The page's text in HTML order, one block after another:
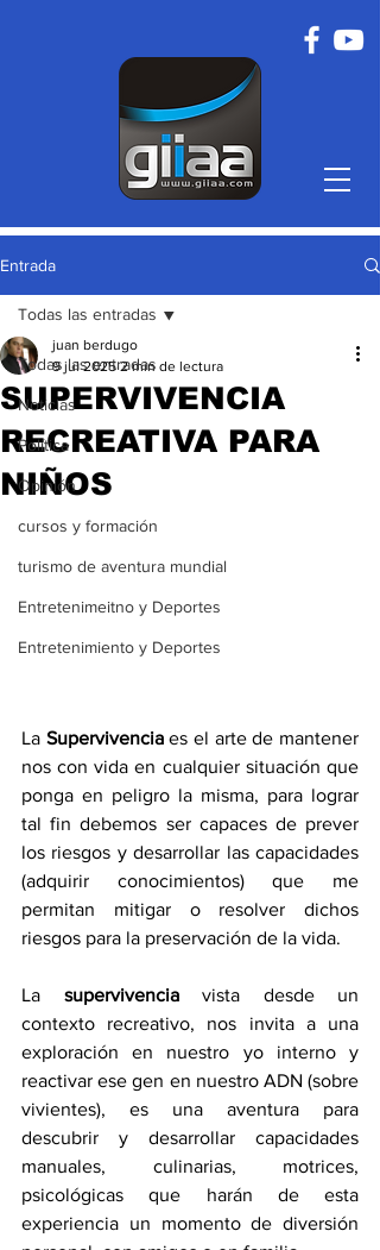
Entrada
Todas las entradas
Noticias
Política
Opinión
cursos y formación
turismo de aventura mundial
Entretenimeitno y Deportes
Entretenimiento y Deportes
Todas las entradas
SUPERVIVENCIA
RECREATIVA PARA
NIÑOS
juan berdugo
9 jul 2025 2 min de lectura
La Supervivencia es el arte de mantener
nos con vida en cualquier situación que
ponga en peligro la misma, para lograr
tal fin debemos ser capaces de prever
los riesgos y desarrollar las capacidades
(adquirir conocimientos) que me
permitan mitigar o resolver dichos
riesgos para la preservación de la vida.
La supervivencia vista desde un
contexto recreativo, nos invita a una
exploración en nuestro yo interno y
reactivar ese gen en nuestro ADN (sobre
vivientes), es una aventura para
descubrir y desarrollar capacidades
manuales, culinarias, motrices,
psicológicas que harán de esta
experiencia un momento de diversión